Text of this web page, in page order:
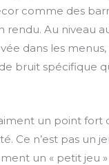
comme des
rendu. Au niveau
dans les
bruit spécifique
un point
Ce n’est pas un
un « petit jeu